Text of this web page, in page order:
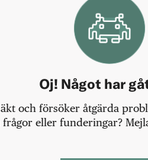
Oj! Något har
och försöker åtgärda
eller funderingar?